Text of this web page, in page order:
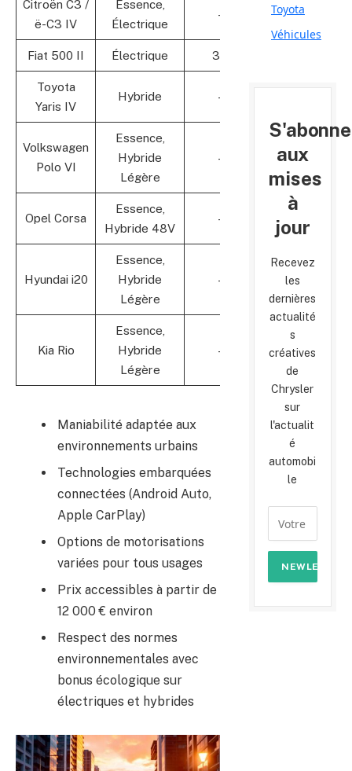
Citroën C3 /
ë-C3 IV
Essence,
Électrique
— 18 500
Fiat 500 II Électrique 300
Toyota
Yaris IV
Hybride —
Volkswagen
Polo VI
Essence,
Hybride
Légère
— 20 000
Opel Corsa
Essence,
Hybride 48V
— 19 800
Hyundai i20
Essence,
Hybride
Légère
— 18 900
Kia Rio
Essence,
Hybride
Légère
— 19 500
Maniabilité adaptée aux
environnements urbains
Technologies embarquées
connectées (Android Auto,
Apple CarPlay)
Options de motorisations
variées pour tous usages
Prix accessibles à partir de
12 000 € environ
Respect des normes
environnementales avec
bonus écologique sur
électriques et hybrides
Toyota
Véhicules
aux
mises
à
jour
Recevez
les
dernières
actualité
s
créatives
de
Chrysler
sur
l'actualit
é
automobi
le